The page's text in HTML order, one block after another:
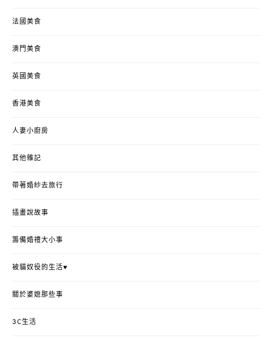
法國美食
澳門美食
英國美食
香港美食
人妻小廚房
其他雜記
帶著婚紗去旅行
插畫說故事
籌備婚禮大小事
被貓奴役的生活♥
關於婆媳那些事
3C生活